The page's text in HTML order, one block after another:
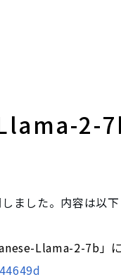
2-
ました。内容は以
Llama-2-7b」